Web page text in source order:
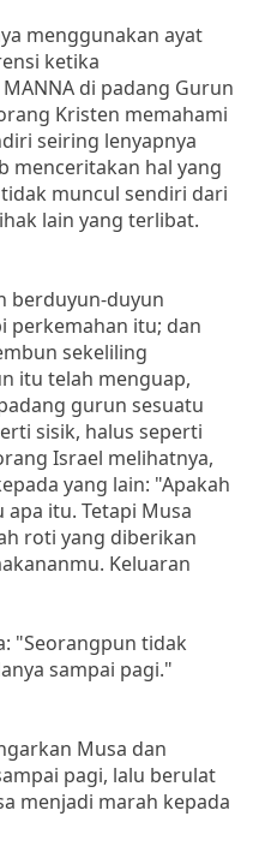
menggunakan ayat
ketika
di padang Gurun
Kristen memahami
seiring lenyapnya
menceritakan hal yang
muncul sendiri dari
lain yang terlibat.
berduyun-duyun
perkemahan itu; dan
sekeliling
itu telah menguap,
gurun sesuatu
sisik, halus seperti
Israel melihatnya,
yang lain: "Apakah
itu. Tetapi Musa
roti yang diberikan
Keluaran
"Seorangpun tidak
sampai pagi."
Musa dan
pagi, lalu berulat
menjadi marah kepada